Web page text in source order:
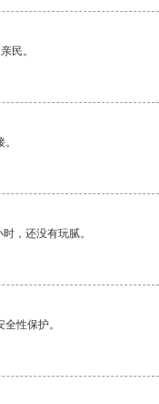
民。
，还没有玩腻。
性保护。